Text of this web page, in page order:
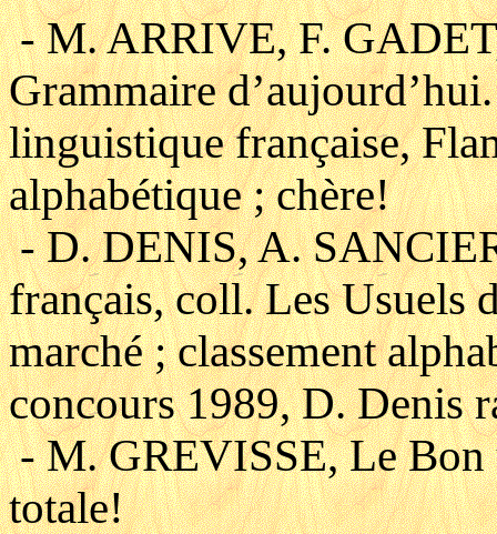
- M. ARRIVE, F.
Grammaire
linguistique française,
alphabétique ; chère!
- D. DENIS, A.
français, coll. Les Usuels
marché ; classement
concours 1989, D. Denis
- M. GREVISSE, Le Bon
totale!